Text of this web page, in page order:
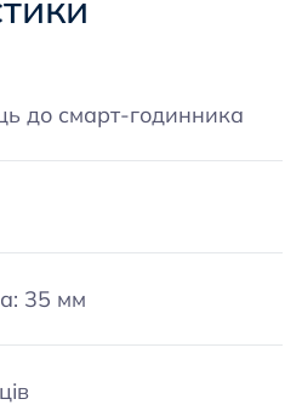
до смарт-годинника
35 мм